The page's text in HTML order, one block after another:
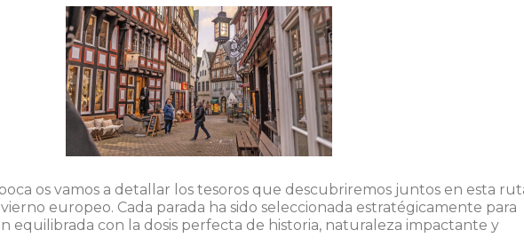
os vamos a detallar los tesoros que descubriremos juntos en esta
europeo. Cada parada ha sido seleccionada estratégicamente para
equilibrada con la dosis perfecta de historia, naturaleza impactante y